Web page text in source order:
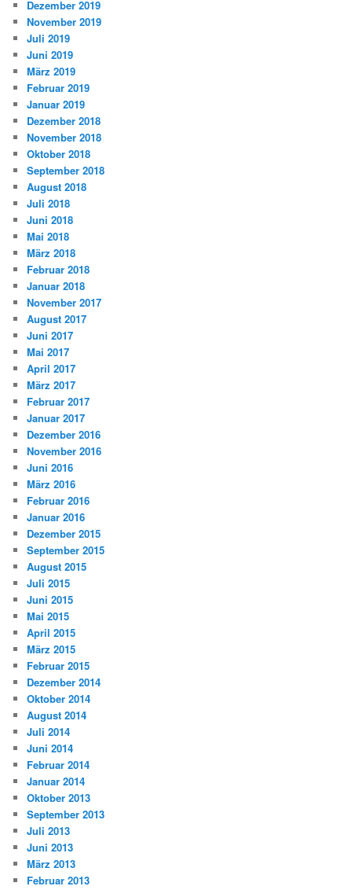
Dezember 2019
November 2019
Juli 2019
Juni 2019
März 2019
Februar 2019
Januar 2019
Dezember 2018
November 2018
Oktober 2018
September 2018
August 2018
Juli 2018
Juni 2018
Mai 2018
März 2018
Februar 2018
Januar 2018
November 2017
August 2017
Juni 2017
Mai 2017
April 2017
März 2017
Februar 2017
Januar 2017
Dezember 2016
November 2016
Juni 2016
März 2016
Februar 2016
Januar 2016
Dezember 2015
September 2015
August 2015
Juli 2015
Juni 2015
Mai 2015
April 2015
März 2015
Februar 2015
Dezember 2014
Oktober 2014
August 2014
Juli 2014
Juni 2014
Februar 2014
Januar 2014
Oktober 2013
September 2013
Juli 2013
Juni 2013
März 2013
Februar 2013